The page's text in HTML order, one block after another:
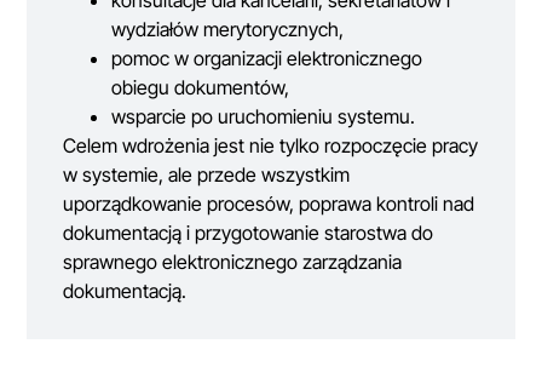
wydziałów merytorycznych,
pomoc w organizacji elektronicznego
obiegu dokumentów,
wsparcie po uruchomieniu systemu.
Celem wdrożenia jest nie tylko rozpoczęcie pracy
w systemie, ale przede wszystkim
uporządkowanie procesów, poprawa kontroli nad
dokumentacją i przygotowanie starostwa do
sprawnego elektronicznego zarządzania
dokumentacją.